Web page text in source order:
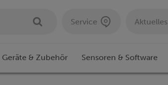
Service Aktuelles
Geräte & Zubehör Sensoren & Software